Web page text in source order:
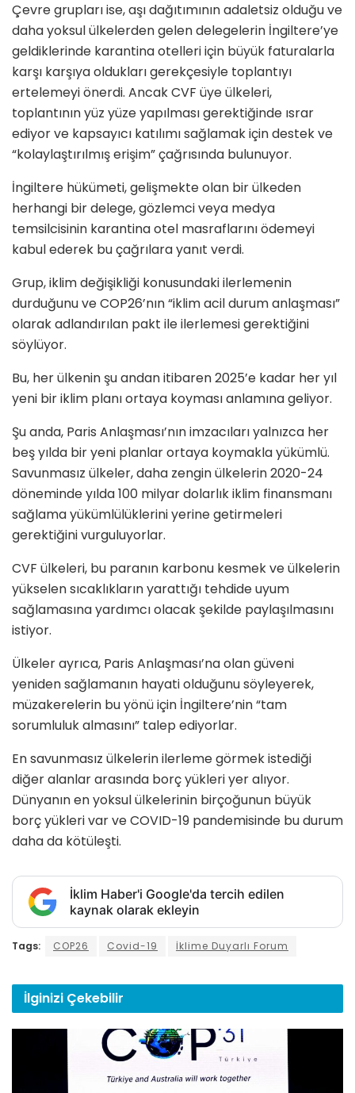
Çevre grupları ise, aşı dağıtımının adaletsiz olduğu ve
daha yoksul ülkelerden gelen delegelerin İngiltere’ye
geldiklerinde karantina otelleri için büyük faturalarla
karşı karşıya oldukları gerekçesiyle toplantıyı
ertelemeyi önerdi. Ancak CVF üye ülkeleri,
toplantının yüz yüze yapılması gerektiğinde ısrar
ediyor ve kapsayıcı katılımı sağlamak için destek ve
“kolaylaştırılmış erişim” çağrısında bulunuyor.
İngiltere hükümeti, gelişmekte olan bir ülkeden
herhangi bir delege, gözlemci veya medya
temsilcisinin karantina otel masraflarını ödemeyi
kabul ederek bu çağrılara yanıt verdi.
Grup, iklim değişikliği konusundaki ilerlemenin
durduğunu ve COP26’nın “iklim acil durum anlaşması”
olarak adlandırılan pakt ile ilerlemesi gerektiğini
söylüyor.
Bu, her ülkenin şu andan itibaren 2025’e kadar her yıl
yeni bir iklim planı ortaya koyması anlamına geliyor.
Şu anda, Paris Anlaşması’nın imzacıları yalnızca her
beş yılda bir yeni planlar ortaya koymakla yükümlü.
Savunmasız ülkeler, daha zengin ülkelerin 2020-24
döneminde yılda 100 milyar dolarlık iklim finansmanı
sağlama yükümlülüklerini yerine getirmeleri
gerektiğini vurguluyorlar.
CVF ülkeleri, bu paranın karbonu kesmek ve ülkelerin
yükselen sıcaklıkların yarattığı tehdide uyum
sağlamasına yardımcı olacak şekilde paylaşılmasını
istiyor.
Ülkeler ayrıca, Paris Anlaşması’na olan güveni
yeniden sağlamanın hayati olduğunu söyleyerek,
müzakerelerin bu yönü için İngiltere’nin “tam
sorumluluk almasını” talep ediyorlar.
En savunmasız ülkelerin ilerleme görmek istediği
diğer alanlar arasında borç yükleri yer alıyor.
Dünyanın en yoksul ülkelerinin birçoğunun büyük
borç yükleri var ve COVID-19 pandemisinde bu durum
daha da kötüleşti.
İklim Haber'i Google'da tercih edilen
kaynak olarak ekleyin
Tags: COP26 Covid-19 İklime Duyarlı Forum
İlginizi Çekebilir